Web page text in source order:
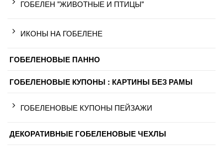
ГОБЕЛЕН "ЖИВОТНЫЕ И ПТИЦЫ"
ИКОНЫ НА ГОБЕЛЕНЕ
ГОБЕЛЕНОВЫЕ ПАННО
ГОБЕЛЕНОВЫЕ КУПОНЫ : КАРТИНЫ БЕЗ РАМЫ
ГОБЕЛЕНОВЫЕ КУПОНЫ ПЕЙЗАЖИ
ДЕКОРАТИВНЫЕ ГОБЕЛЕНОВЫЕ ЧЕХЛЫ